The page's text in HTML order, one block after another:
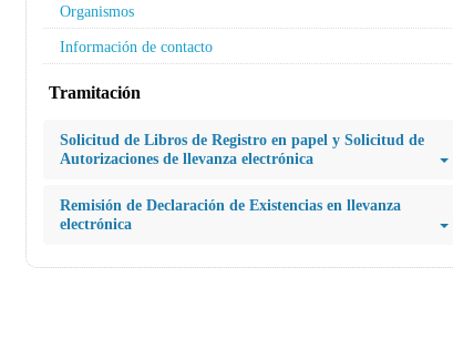
Organismos
Información de contacto
Tramitación
Solicitud de Libros de Registro en papel y Solicitud de
Autorizaciones de llevanza electrónica
Remisión de Declaración de Existencias en llevanza
electrónica